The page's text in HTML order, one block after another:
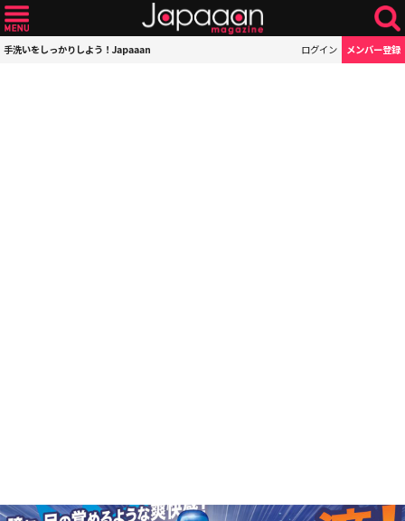
手洗いをしっかりしよう！Japaaan ログイン メンバー登録